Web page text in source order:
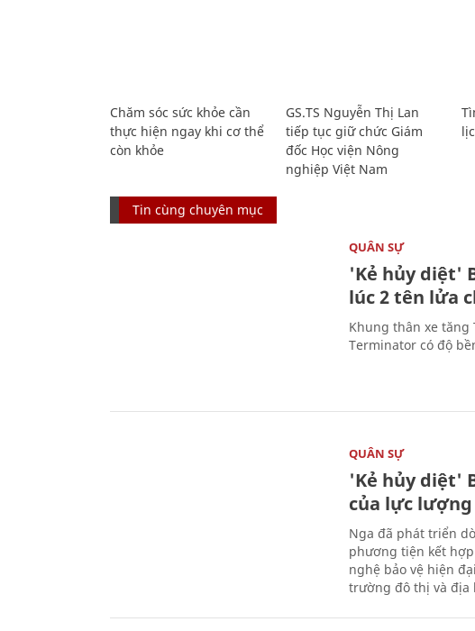
Chăm sóc sức khỏe cần
thực hiện ngay khi cơ thể
còn khỏe
GS.TS Nguyễn Thị Lan
tiếp tục giữ chức Giám
đốc Học viện Nông
nghiệp Việt Nam
Tin cùng chuyên mục
QUÂN SỰ
'Kẻ hủy diệt'
lúc 2 tên lửa
Khung thân xe tăng
Terminator có độ
QUÂN SỰ
'Kẻ hủy diệt'
của lực
Nga đã phát triển
phương tiện kết
nghệ bảo vệ hiện
trường đô thị và địa